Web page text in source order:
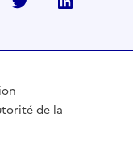
de la